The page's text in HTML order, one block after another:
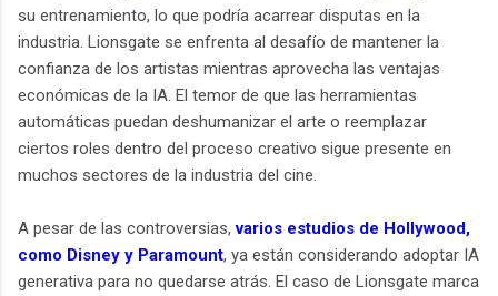
su entrenamiento, lo que podría acarrear disputas en la
industria. Lionsgate se enfrenta al desafío de mantener la
confianza de los artistas mientras aprovecha las ventajas
económicas de la IA. El temor de que las herramientas
automáticas puedan deshumanizar el arte o reemplazar
ciertos roles dentro del proceso creativo sigue presente en
muchos sectores de la industria del cine.
A pesar de las controversias,varios estudios de Hollywood,
como Disney y Paramount, ya están considerando adoptar IA
generativa para no quedarse atrás. El caso de Lionsgate marca